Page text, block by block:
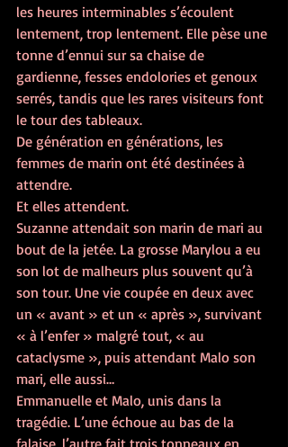
les heures interminables s’écoulent
lentement, trop lentement. Elle pèse une
tonne d’ennui sur sa chaise de
gardienne, fesses endolories et genoux
serrés, tandis que les rares visiteurs font
le tour des tableaux.
De génération en générations, les
femmes de marin ont été destinées à
attendre.
Et elles attendent.
Suzanne attendait son marin de mari au
bout de la jetée. La grosse Marylou a eu
son lot de malheurs plus souvent qu’à
son tour. Une vie coupée en deux avec
un « avant » et un « après », survivant
« à l’enfer » malgré tout, « au
cataclysme », puis attendant Malo son
mari, elle aussi…
Emmanuelle et Malo, unis dans la
tragédie. L’une échoue au bas de la
falaise, l’autre fait trois tonneaux en